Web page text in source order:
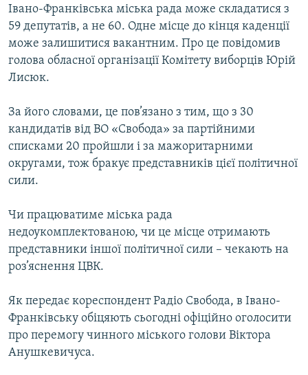
СПОРТ
УКРАЇНА
СВІТ
ТИ ЯК?
СХЕМИ
КИТАЙ.ВИКЛИКИ
МУЛЬТИМЕДІА
ФОТО
СПЕЦПРОЄКТИ
ПОДКАСТИ
РУС
УКР
КТАТ
ДОЛУЧАЙСЯ!
Івано-Франківська міська рада може складатися з
59 депутатів, а не 60. Одне місце до кінця каденції
може залишитися вакантним. Про це повідомив
голова обласної організації Комітету виборців Юрій
Лисюк.
За його словами, це пов’язано з тим, що з 30
кандидатів від ВО «Свобода» за партійними
списками 20 пройшли і за мажоритарними
округами, тож бракує представників цієї політичної
сили.
Чи працюватиме міська рада
недоукомплектованою, чи це місце отримають
представники іншої політичної сили – чекають на
роз’яснення ЦВК.
Як передає кореспондент Радіо Свобода, в Івано-
Франківську обіцяють сьогодні офіційно оголосити
про перемогу чинного міського голови Віктора
Анушкевичуса.